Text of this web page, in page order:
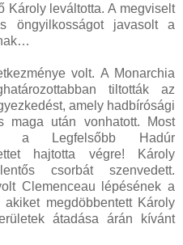
Károly leváltotta. A megviselt
öngyilkosságot javasolt a
volt. A Monarchia
tiltották az
amely hadbírósági
maga után vonhatott. Most
a Legfelsőbb Hadúr
hajtotta végre! Károly
csorbát szenvedett.
Clemenceau lépésének a
megdöbbentett Károly
átadása árán kívánt